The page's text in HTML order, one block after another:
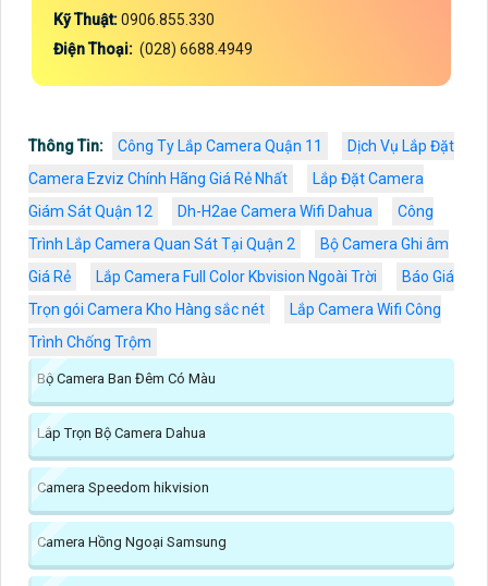
Kỹ Thuật:0906.855.330
Điện Thoại: (028) 6688.4949
Thông Tin: Công Ty Lắp Camera Quận 11
Dịch Vụ Lắp Đặt
Camera Ezviz Chính Hãng Giá Rẻ Nhất
Lắp Đặt Camera
Giám Sát Quận 12
Dh-H2ae Camera Wifi Dahua
Công
Trình Lắp Camera Quan Sát Tại Quận 2
Bộ Camera Ghi âm
Giá Rẻ
Lắp Camera Full Color Kbvision Ngoài Trời
Báo Giá
Trọn gói Camera Kho Hàng sắc nét
Lắp Camera Wifi Công
Trình Chống Trộm
Bộ Camera Ban Đêm Có Màu
Lắp Trọn Bộ Camera Dahua
Camera Speedom hikvision
Camera Hồng Ngoại Samsung